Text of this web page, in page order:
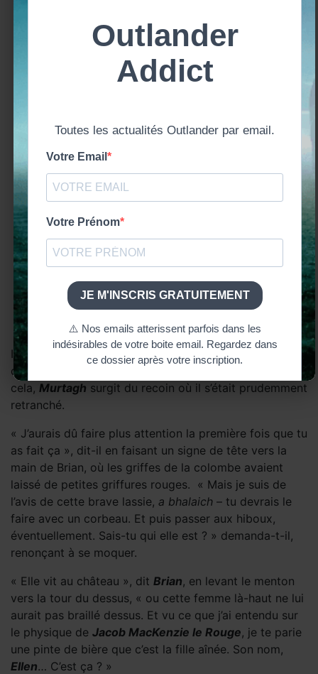
Il resta immobile un moment, fixant la porte vide
comme s’il pouvait la faire réapparaître. Au lieu de
cela, Murtagh surgit du recoin où il s’était prudemment
retranché.
« J’aurais dû faire plus attention la première fois que tu
as fait ça », dit-il en faisant un signe de tête vers la
main de Brian, où les griffes de la colombe avaient
laissé de petites griffures rouges. « Mais je suis de
l’avis de cette brave lassie, a bhalaich – tu devrais le
faire avec un corbeau. Et puis passer aux hiboux,
éventuellement. Sais-tu qui elle est ? » demanda-t-il,
renonçant à se moquer.
« Elle vit au château », dit Brian, en levant le menton
vers la tour du dessus, « ou cette femme là-haut ne lui
aurait pas braillé dessus. Et vu ce que j’ai entendu sur
le physique de Jacob MacKenzie le Rouge, je te parie
une pinte de bière que c’est la fille aînée. Son nom,
Ellen… C’est ça ? »